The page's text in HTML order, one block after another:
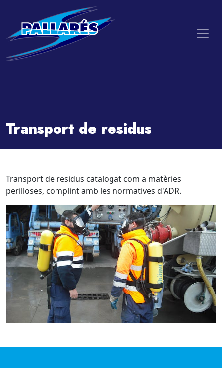
Transport de residus
Transport de residus catalogat com a matèries
perilloses, complint amb les normatives d'ADR.